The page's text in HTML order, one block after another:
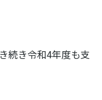
続き令和4年度も支